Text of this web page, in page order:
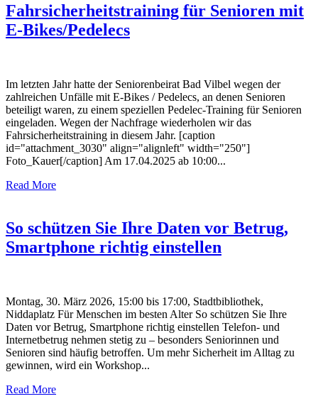
Fahrsicherheitstraining für Senioren mit
E-Bikes/Pedelecs
Im letzten Jahr hatte der Seniorenbeirat Bad Vilbel wegen der
zahlreichen Unfälle mit E-Bikes / Pedelecs, an denen Senioren
beteiligt waren, zu einem speziellen Pedelec-Training für Senioren
eingeladen. Wegen der Nachfrage wiederholen wir das
Fahrsicherheitstraining in diesem Jahr. [caption
id="attachment_3030" align="alignleft" width="250"]
Foto_Kauer[/caption] Am 17.04.2025 ab 10:00...
Read More
So schützen Sie Ihre Daten vor Betrug,
Smartphone richtig einstellen
Montag, 30. März 2026, 15:00 bis 17:00, Stadtbibliothek,
Niddaplatz Für Menschen im besten Alter So schützen Sie Ihre
Daten vor Betrug, Smartphone richtig einstellen Telefon- und
Internetbetrug nehmen stetig zu – besonders Seniorinnen und
Senioren sind häufig betroffen. Um mehr Sicherheit im Alltag zu
gewinnen, wird ein Workshop...
Read More